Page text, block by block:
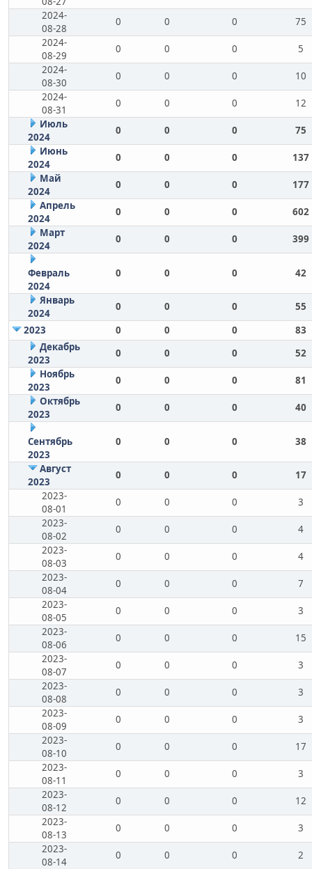
2024-
08-28
0 0 0
75
2024-
08-29
0 0 0
5
2024-
08-30
0 0 0
10
2024-
08-31
0 0 0
12
Июль
2024
0 0 0
75
Июнь
2024
0 0 0
137
Май
2024
0 0 0
177
Апрель
2024
0 0 0
602
Март
2024
0 0 0 399
Февраль
2024
0 0 0 42
Январь
2024
0 0 0
55
2023
0 0 0
83
Декабрь
2023
0 0 0
52
Ноябрь
2023
0 0 0
81
Октябрь
2023
0 0 0 40
Сентябрь
2023
0 0 0 38
Август
2023
0 0 0
17
2023-
08-01
0 0 0
3
2023-
08-02
0 0 0
4
2023-
08-03
0 0 0
4
2023-
08-04
0 0 0
7
2023-
08-05
0 0 0
3
2023-
08-06
0 0 0
15
2023-
08-07
0 0 0
3
2023-
08-08
0 0 0
3
2023-
08-09
0 0 0
3
2023-
08-10
0 0 0
17
2023-
08-11
0 0 0
3
2023-
08-12
0 0 0
12
2023-
08-13
0 0 0
3
2023-
08-14
0 0 0
2